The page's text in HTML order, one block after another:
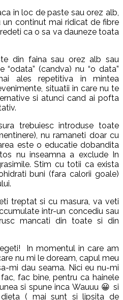
in loc de paste sau orez alb,
continut mai ridicat de fibre
ca o sa va dauneze toata
din faina sau orez alb sau
(candva) nu “o data”
ales repetitiva in mintea
situatii in care nu te
si atunci cand ai pofta
trebuiesc introduse toate
nu ramaneti doar cu
este o educatie dobandita
nu inseamna a exclude In
Stim cu totii ca exista
buni (fara calorii goale)
treptat si cu masura, va veti
intr-un concediu sau
mancati din toate si din
In momentul in care am
nu mi le doream, capul meu
mi dau seama. Nici eu nu-mi
fac bine, pentru ca hainele
si spune inca Wauuu 😀 si
( mai sunt si lipsita de